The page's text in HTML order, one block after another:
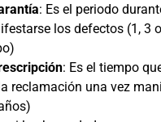
: Es el periodo
los defectos (1, 3
: Es el tiempo
reclamación una vez